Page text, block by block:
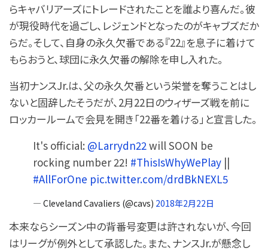
らキャバリアーズにトレードされたことを誰より喜んだ。彼
が現役時代を過ごし、レジェンドとなったのがキャブズだか
らだ。そして、自身の永久欠番である『22』を息子に着けて
もらおうと、球団に永久欠番の解除を申し入れた。
当初ナンスJr.は、父の永久欠番という栄誉を奪うことはし
ないと固辞したそうだが、2月22日のウィザーズ戦を前に
ロッカールームで会見を開き「22番を着ける」と宣言した。
It's official: @Larrydn22will SOON be
rocking number 22! #ThisIsWhyWePlay ||
#AllForOne pic.twitter.com/drdBkNEXL5
— Cleveland Cavaliers (@cavs) 2018年2月22日
本来ならシーズン中の背番号変更は許されないが、今回
はリーグが例外として承認した。また、ナンスJr.が懸念し